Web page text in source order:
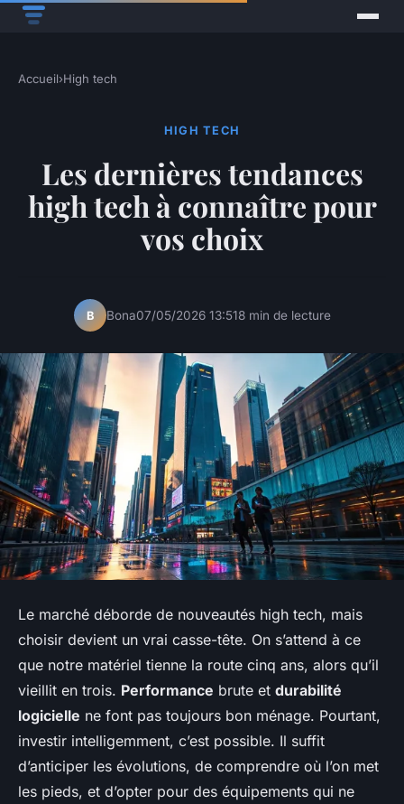
Accueil›High tech
HIGH TECH
Les dernières tendances
high tech à connaître pour
vos choix
B Bona07/05/2026 13:518 min de lecture
Le marché déborde de nouveautés high tech, mais
choisir devient un vrai casse-tête. On s’attend à ce
que notre matériel tienne la route cinq ans, alors qu’il
vieillit en trois. Performance brute et durabilité
logicielle ne font pas toujours bon ménage. Pourtant,
investir intelligemment, c’est possible. Il suffit
d’anticiper les évolutions, de comprendre où l’on met
les pieds, et d’opter pour des équipements qui ne